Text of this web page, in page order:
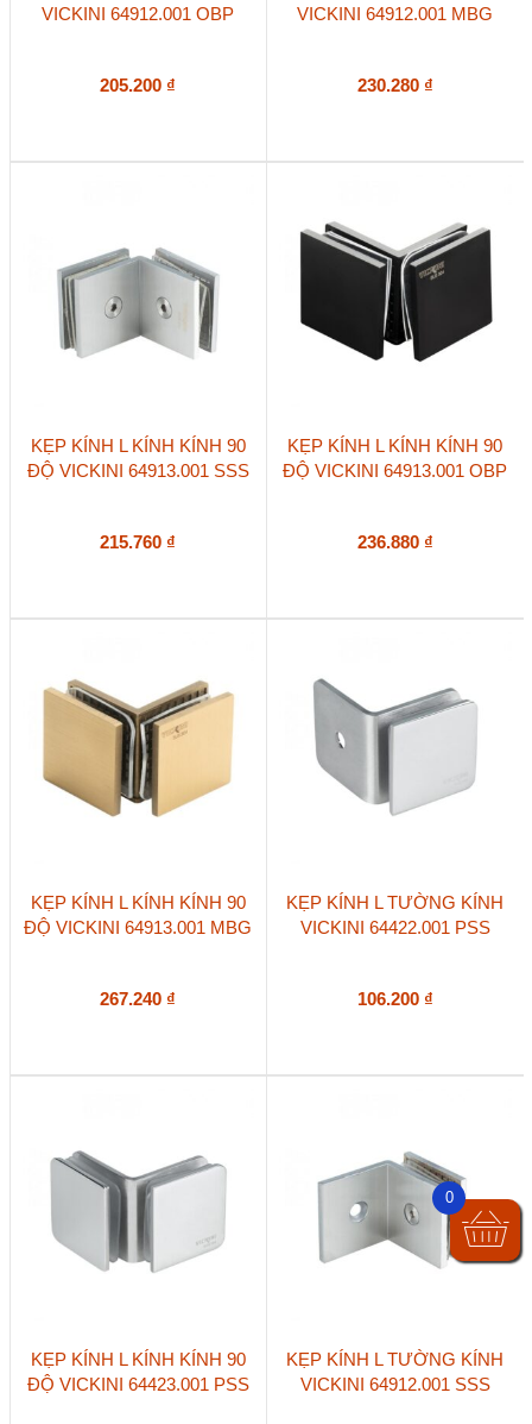
VICKINI 64912.001 OBP
205.200 ₫
VICKINI 64912.001 MBG
230.280 ₫
KẸP KÍNH L KÍNH KÍNH 90
ĐỘ VICKINI 64913.001 SSS
215.760 ₫
KẸP KÍNH L KÍNH KÍNH 90
ĐỘ VICKINI 64913.001 OBP
236.880 ₫
KẸP KÍNH L KÍNH KÍNH 90
ĐỘ VICKINI 64913.001 MBG
267.240 ₫
KẸP KÍNH L TƯỜNG KÍNH
VICKINI 64422.001 PSS
106.200 ₫
KẸP KÍNH L KÍNH KÍNH 90
ĐỘ VICKINI 64423.001 PSS
KẸP KÍNH L TƯỜNG KÍNH
VICKINI 64912.001 SSS
0